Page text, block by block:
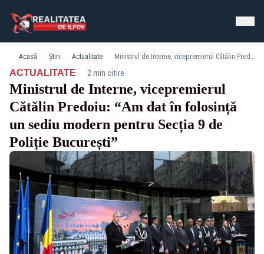
Acasă Știri Actualitate Ministrul de Interne, vicepremierul Cătălin Predoiu: “Am dat în folosință un sediu modern pentru Secția 9 de Poliție București”
ACTUALITATE· 2 min citire
Ministrul de Interne, vicepremierul
Cătălin Predoiu: “Am dat în folosință
un sediu modern pentru Secția 9 de
Poliție București”